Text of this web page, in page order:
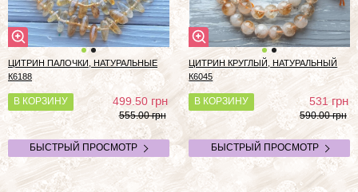
ЦИТРИН ПАЛОЧКИ, НАТУРАЛЬНЫЕ
К6188
В КОРЗИНУ 499.50грн
555.00 грн
БЫСТРЫЙ ПРОСМОТР
ЦИТРИН КРУГЛЫЙ, НАТУРАЛЬНЫЙ
К6045
В КОРЗИНУ 531грн
590.00 грн
БЫСТРЫЙ ПРОСМОТР